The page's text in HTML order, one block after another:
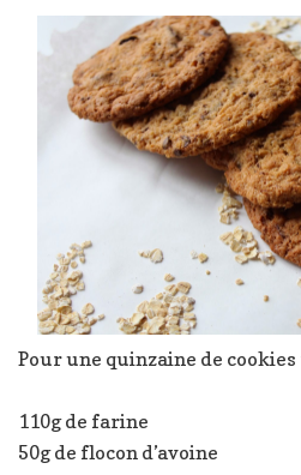
Pour une quinzaine de
110g de farine
50g de flocon d’avoine